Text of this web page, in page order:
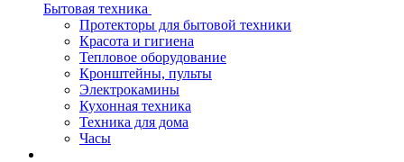
Бытовая техника
Протекторы для бытовой техники
Красота и гигиена
Тепловое оборудование
Кронштейны, пульты
Электрокамины
Кухонная техника
Техника для дома
Часы